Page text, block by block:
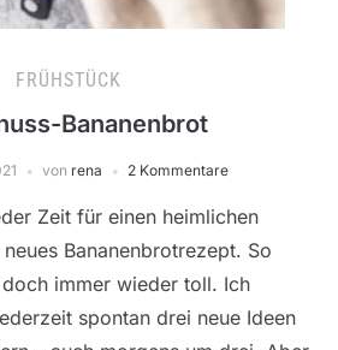
FRÜHSTÜCK
Bananenbrot
von rena 2 Kommentare
Zeit für einen heimlichen
Bananenbrotrezept. So
immer wieder toll. Ich
spontan drei neue Ideen